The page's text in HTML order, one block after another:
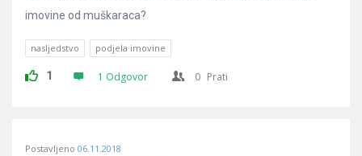
imovine od muškaraca?
nasljedstvo podjela imovine
1 1 Odgovor 0 Prati
Postavljeno 06.11.2018